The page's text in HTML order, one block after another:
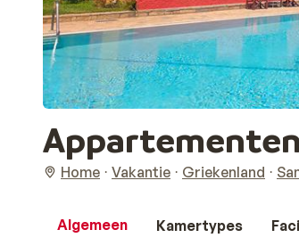
Home Vakantie Griekenland
Algemeen Kamertypes